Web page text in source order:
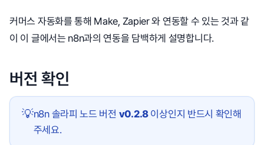
커머스 자동화를 통해 Make, Zapier 와 연동할 수 있는 것과 같
이 이 글에서는 n8n과의 연동을 담백하게 설명합니다.
버전 확인
💡n8n 솔라피 노드 버전 v0.2.8이상인지 반드시 확인해
주세요.